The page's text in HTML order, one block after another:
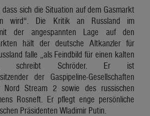
sich die Situation auf dem Gasmarkt
wird“. Die Kritik an Russland im
der angespannten Lage auf den
hält der deutsche Altkanzler für
falle „als Feindbild für einen kalten
schreibt Schröder. Er ist
der Gaspipeline-Gesellschaften
Stream 2 sowie des russischen
Rosneft. Er pflegt enge persönliche
Präsidenten Wladimir Putin.